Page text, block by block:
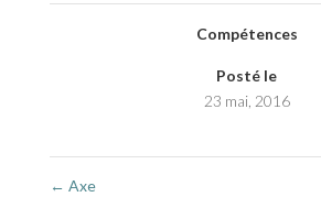
Compétences
Posté le
23 mai, 2016
← Axe